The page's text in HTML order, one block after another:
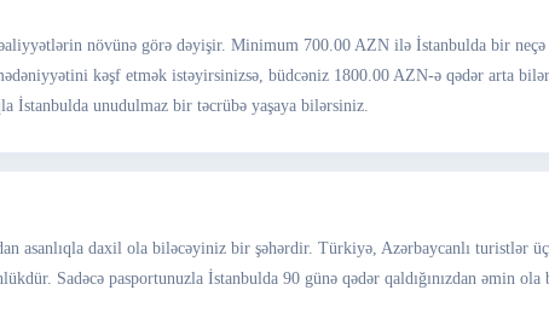
növünə görə dəyişir. Minimum 700.00 AZN ilə İstanbulda bir
kəşf etmək istəyirsinizsə, büdcəniz 1800.00 AZN-ə qədər arta
İstanbulda unudulmaz bir təcrübə yaşaya bilərsiniz.
asanlıqla daxil ola biləcəyiniz bir şəhərdir. Türkiyə, Azərbaycanlı turistlər
Sadəcə pasportunuzla İstanbulda 90 günə qədər qaldığınızdan əmin